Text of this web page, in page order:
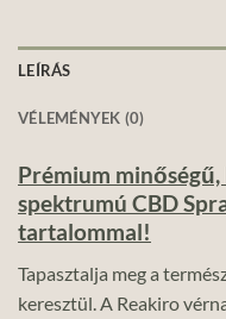
LEÍRÁS
VÉLEMÉNYEK (0)
Prémium
spektrumú CBD
tartalommal!
Tapasztalja meg a
keresztül. A Reakiro